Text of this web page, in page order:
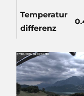
Temperatur
differenz